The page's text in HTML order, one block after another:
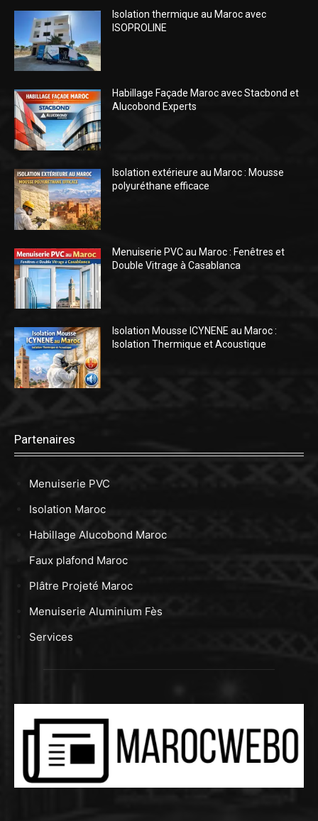
Isolation thermique au Maroc avec
ISOPROLINE
Habillage Façade Maroc avec Stacbond et
Alucobond Experts
Isolation extérieure au Maroc : Mousse
polyuréthane efficace
Menuiserie PVC au Maroc : Fenêtres et
Double Vitrage à Casablanca
Isolation Mousse ICYNENE au Maroc :
Isolation Thermique et Acoustique
Partenaires
Menuiserie PVC
Isolation Maroc
Habillage Alucobond Maroc
Faux plafond Maroc
Plâtre Projeté Maroc
Menuiserie Aluminium Fès
Services